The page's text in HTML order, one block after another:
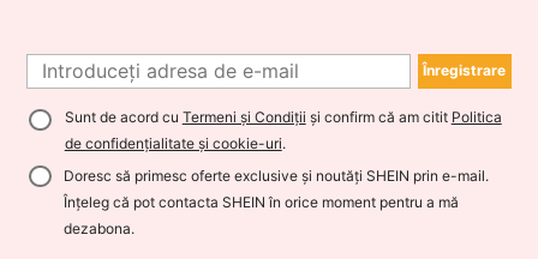
Înregistrare
Sunt de acord cu Termeni și Condiții și confirm că am citit Politica
de confidențialitate și cookie-uri.
Doresc să primesc oferte exclusive și noutăți SHEIN prin e-mail.
Înțeleg că pot contacta SHEIN în orice moment pentru a mă
dezabona.